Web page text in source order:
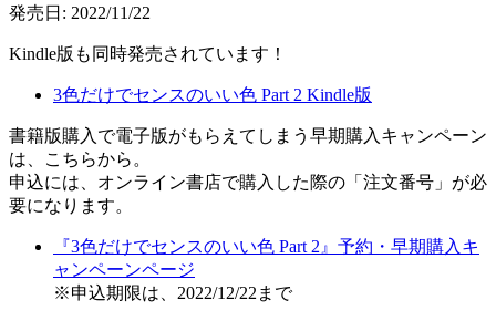
発売日: 2022/11/22
Kindle版も同時発売されています！
3色だけでセンスのいい色 Part 2 Kindle版
書籍版購入で電子版がもらえてしまう早期購入キャンペーン
は、こちらから。
申込には、オンライン書店で購入した際の「注文番号」が必
要になります。
『3色だけでセンスのいい色 Part 2』予約・早期購入キ
ャンペーンページ
※申込期限は、2022/12/22まで